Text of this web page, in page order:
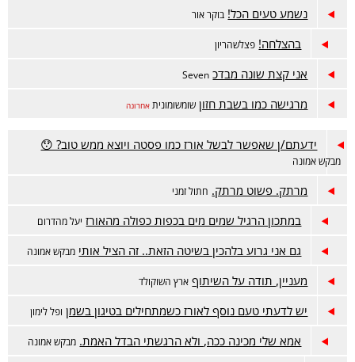
נשמע טעים הכל! בוקר אור
בהצלחה! פצלשהריון
אני קצת שונה מבדכ Seven
מרגישה כמו בשבת חזון שומשומונית אחרונה
ידעתם/ן שאפשר לבשל אורז כמו פסטה ויוצא ממש טוב? 😯
מבקש אמונה
מרתק. פשוט מרתק. חתול זמני
במתכון הרגיל שמים מים בכפות כפולה מהאורז יעל מהדרום
גם אני גרוע בלהכין בשיטה הזאת.. זה הציל אותי מבקש אמונה
מעניין, תודה על השיתוף ארץ השוקולד
יש לדעתי טעם נוסף לאורז כשמתחילים בטיגון בשמן ופל לימון
אמא שלי מכינה ככה, ולא הרגשתי הבדל האמת. מבקש אמונה